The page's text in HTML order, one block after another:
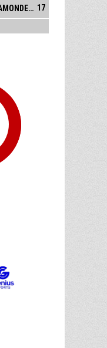
Oscar GUILLAMONDEGUI 17